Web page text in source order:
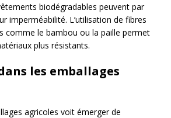
biodégradables peuvent par
imperméabilité. L’utilisation de fibres
comme le bambou ou la paille permet
plus résistants.
les emballages
agricoles voit émerger de